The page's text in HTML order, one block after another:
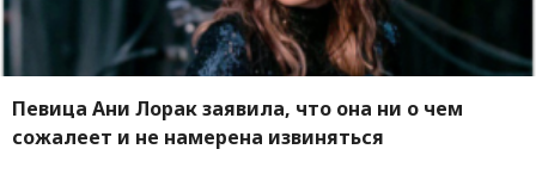
Певица Ани Лорак заявила, что она ни о чем
сожалеет и не намерена извиняться